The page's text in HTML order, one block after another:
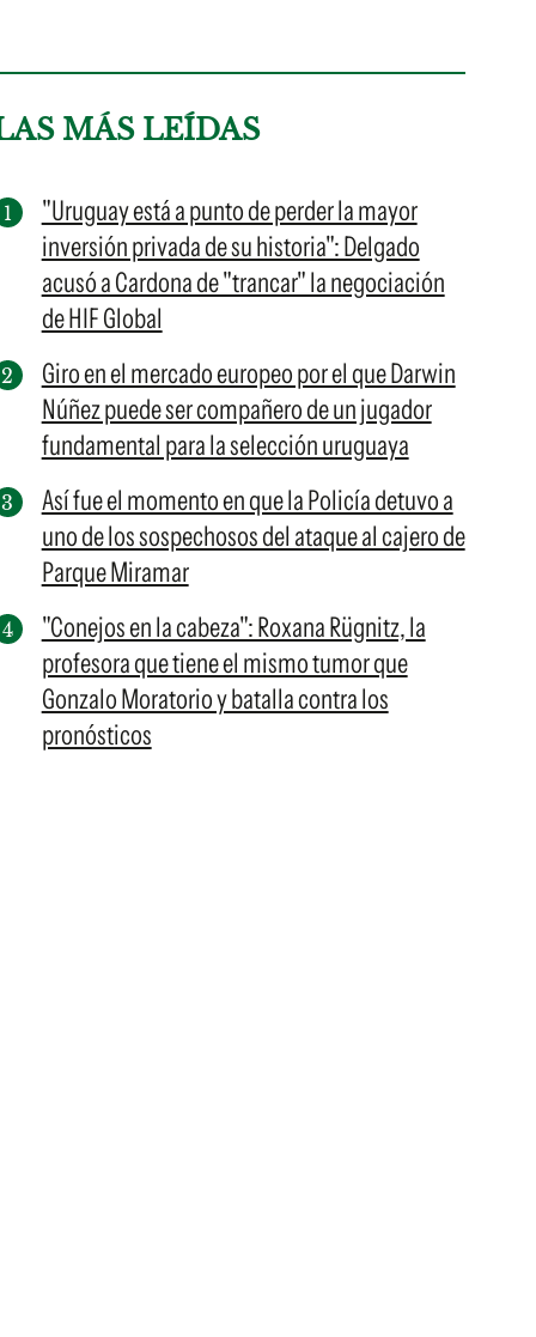
MÁS LEÍDAS
"Uruguay está a punto de perder la mayor
inversión privada de su historia": Delgado
acusó a Cardona de "trancar" la negociación
de HIF Global
Giro en el mercado europeo por el que Darwin
Núñez puede ser compañero de un jugador
fundamental para la selección uruguaya
Así fue el momento en que la Policía detuvo a
uno de los sospechosos del ataque al cajero de
Parque Miramar
"Conejos en la cabeza": Roxana Rügnitz, la
profesora que tiene el mismo tumor que
Gonzalo Moratorio y batalla contra los
pronósticos